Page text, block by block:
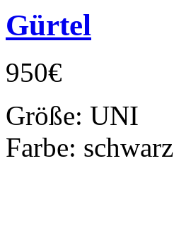
Gürtel
950€
Größe: UNI
Farbe: schwarz